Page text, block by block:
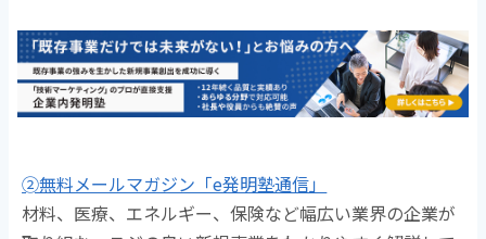
➁無料メールマガジン「e発明塾通信」
材料、医療、エネルギー、保険など幅広い業界の企業が